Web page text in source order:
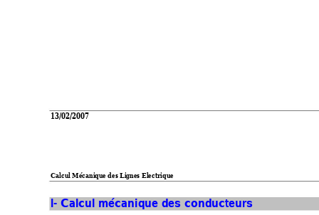
13/02/2007
Calcul Mécanique des Lignes Electrique
I- Calcul mécanique des conducteurs